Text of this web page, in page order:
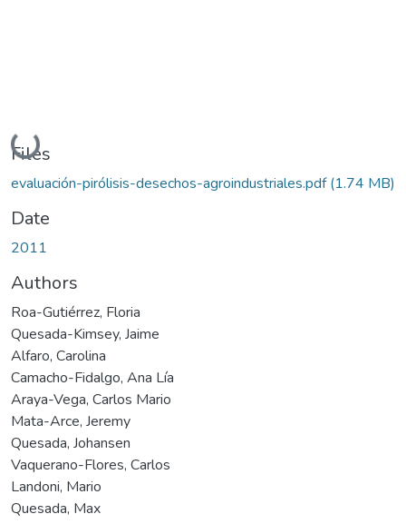
Loading...
Files
evaluación-pirólisis-desechos-agroindustriales.pdf(1.74 MB)
Date
2011
Authors
Roa-Gutiérrez, Floria
Quesada-Kimsey, Jaime
Alfaro, Carolina
Camacho-Fidalgo, Ana Lía
Araya-Vega, Carlos Mario
Mata-Arce, Jeremy
Quesada, Johansen
Vaquerano-Flores, Carlos
Landoni, Mario
Quesada, Max